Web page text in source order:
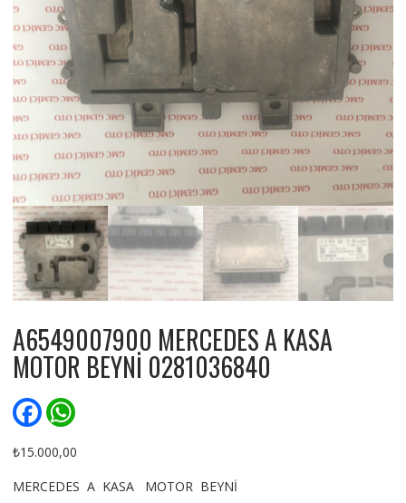
A6549007900 MERCEDES A KASA
MOTOR BEYNİ 0281036840
F
a
e
o
W
h
t
p
₺15.000,00
MERCEDES A KASA MOTOR BEYNİ